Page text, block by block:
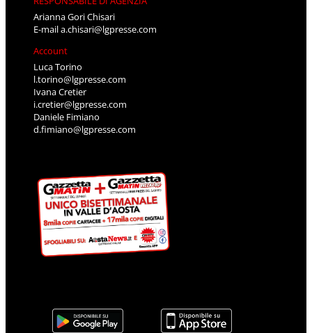
Arianna Gori Chisari
E-maila.chisari@lgpresse.com
Account
Luca Torino
l.torino@lgpresse.com
Ivana Cretier
i.cretier@lgpresse.com
Daniele Fimiano
d.fimiano@lgpresse.com